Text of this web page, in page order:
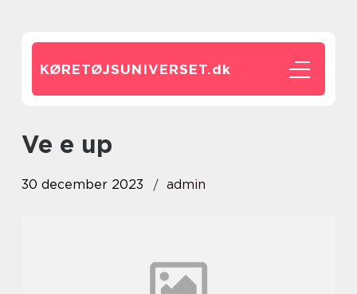
KØRETØJSUNIVERSET.dk
ve e up
30 december 2023 admin